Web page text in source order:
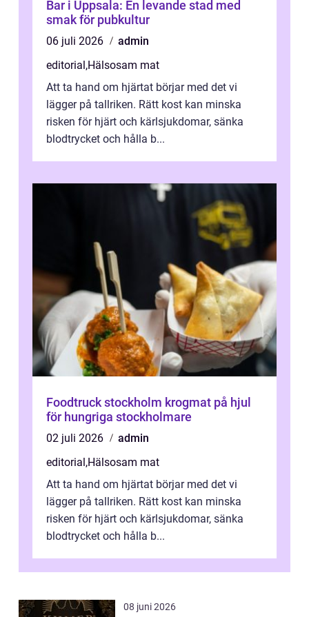
Bar i Uppsala: En levande stad med
smak för pubkultur
06 juli 2026
admin
editorial,Hälsosam mat
Att ta hand om hjärtat börjar med det vi
lägger på tallriken. Rätt kost kan minska
risken för hjärt och kärlsjukdomar, sänka
blodtrycket och hålla b...
Foodtruck stockholm krogmat på hjul
för hungriga stockholmare
02 juli 2026
admin
editorial,Hälsosam mat
Att ta hand om hjärtat börjar med det vi
lägger på tallriken. Rätt kost kan minska
risken för hjärt och kärlsjukdomar, sänka
blodtrycket och hålla b...
08 juni 2026